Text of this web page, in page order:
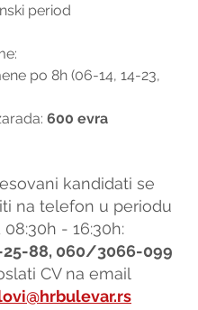
period
po 8h (06-14, 14-23,
600 evra
kandidati se
na telefon u periodu
08:30h - 16:30h:
88, 060/3066-099
CV na email